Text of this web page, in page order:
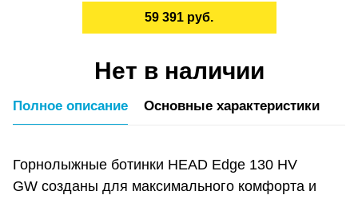
59 391 руб.
Нет в наличии
Полное описание Основные характеристики
Горнолыжные ботинки HEAD Edge 130 HV
GW созданы для максимального комфорта и